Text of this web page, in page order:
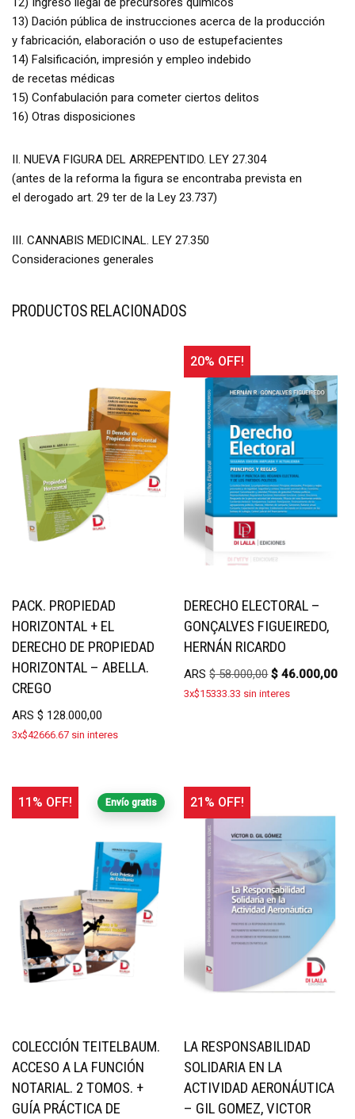
13) Dación pública de instrucciones acerca de la producción
y fabricación, elaboración o uso de estupefacientes
14) Falsificación, impresión y empleo indebido
de recetas médicas
15) Confabulación para cometer ciertos delitos
16) Otras disposiciones
II. NUEVA FIGURA DEL ARREPENTIDO. LEY 27.304
(antes de la reforma la figura se encontraba prevista en
el derogado art. 29 ter de la Ley 23.737)
III. CANNABIS MEDICINAL. LEY 27.350
Consideraciones generales
PRODUCTOS RELACIONADOS
PACK. PROPIEDAD
HORIZONTAL + EL
DERECHO DE PROPIEDAD
HORIZONTAL – ABELLA.
CREGO
ARS $ 128.000,00
3x$42666.67 sin interes
20% OFF!
DERECHO ELECTORAL –
GONÇALVES FIGUEIREDO,
HERNÁN RICARDO
ARS$58.000,00 $ 46.000,00
3x$15333.33 sin interes
Envío gratis
11% OFF!
COLECCIÓN TEITELBAUM.
ACCESO A LA FUNCIÓN
NOTARIAL. 2 TOMOS. +
GUÍA PRÁCTICA DE
21% OFF!
LA RESPONSABILIDAD
SOLIDARIA EN LA
ACTIVIDAD AERONÁUTICA
– GIL GOMEZ, VICTOR